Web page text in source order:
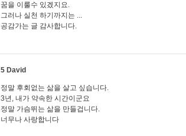
꿈을 이룰수 있겠지요.
그러나 실천 하기까지는 ...
공감가는 글 감사합니다.
5 David
정말 후회없는 삶을 살고 싶습니다.
3년, 내가 약속한 시간이군요
정말 가슴뛰는 삶을 만들겁니다.
너무나 사랑합니다